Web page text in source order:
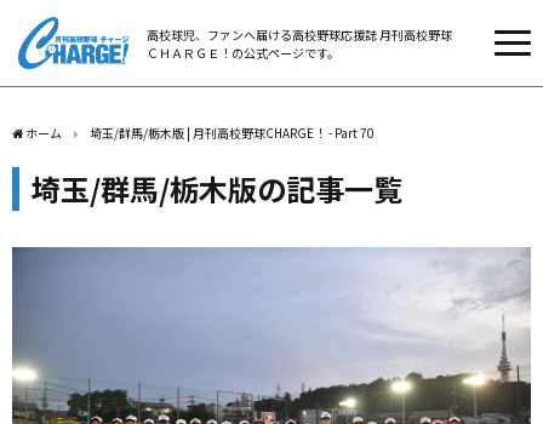
高校球児、ファンへ届ける高校野球応援誌 月刊高校野球
ＣＨＡＲＧＥ！の公式ページです。
ホーム 埼玉/群馬/栃木版 | 月刊高校野球CHARGE！ - Part 70
埼玉/群馬/栃木版の記事一覧